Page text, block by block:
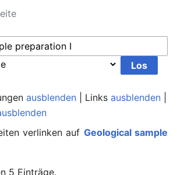
ausblenden | Links ausblenden
verlinken auf Geological sample
5 Einträge.